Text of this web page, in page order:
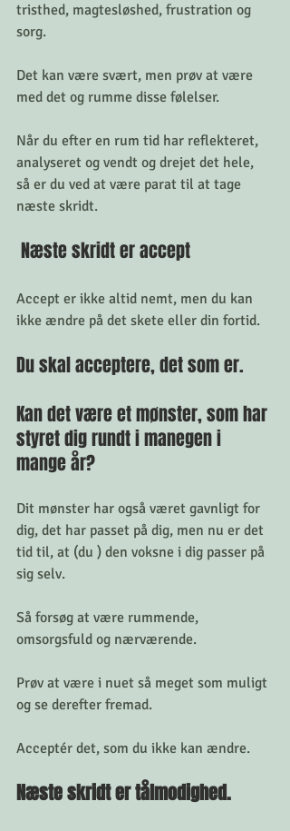
tristhed, magtesløshed, frustration og
sorg.
Det kan være svært, men prøv at være
med det og rumme disse følelser.
Når du efter en rum tid har reflekteret,
analyseret og vendt og drejet det hele,
så er du ved at være parat til at tage
næste skridt.
Næste skridt er accept
Accept er ikke altid nemt, men du kan
ikke ændre på det skete eller din fortid.
Du skal acceptere, det som er.
Kan det være et mønster, som har
styret dig rundt i manegen i
mange år?
Dit mønster har også været gavnligt for
dig, det har passet på dig, men nu er det
tid til, at (du ) den voksne i dig passer på
sig selv.
Så forsøg at være rummende,
omsorgsfuld og nærværende.
Prøv at være i nuet så meget som muligt
og se derefter fremad.
Acceptér det, som du ikke kan ændre.
Næste skridt er tålmodighed.